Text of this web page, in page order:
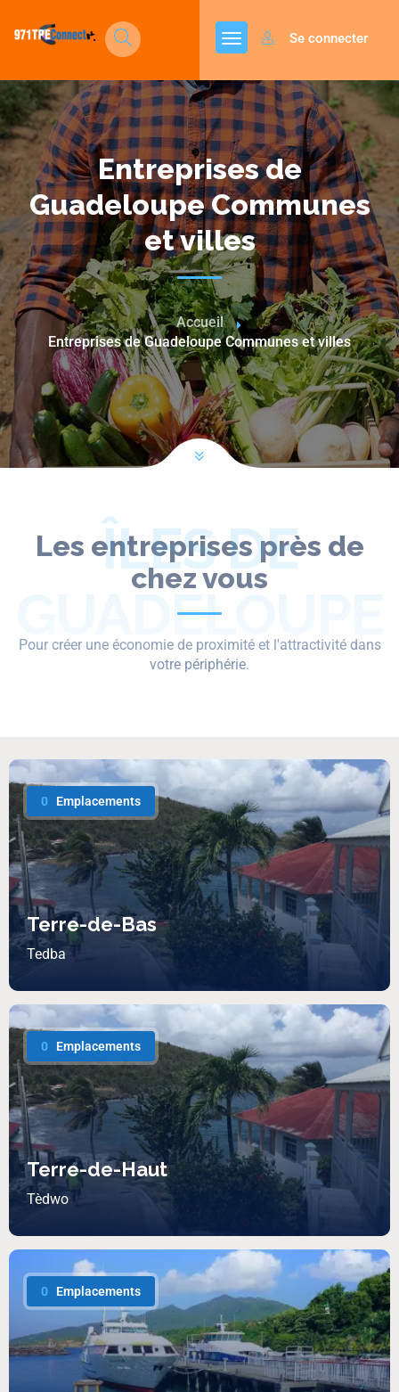
Se connecter
Entreprises de
Guadeloupe Communes
et villes
Accueil
Entreprises de Guadeloupe Communes et villes
Les entreprises près de
chez vous
ÎLES DE
GUADELOUPE
Pour créer une économie de proximité et l'attractivité dans
votre périphérie.
0 Emplacements
Terre-de-Bas
Tedba
0 Emplacements
Terre-de-Haut
Tèdwo
0 Emplacements